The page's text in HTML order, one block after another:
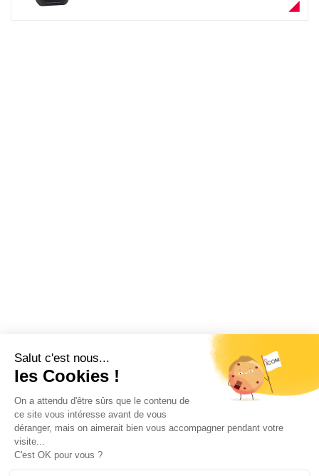
Restez informé !Abonnez-vous à la newsletter et recevez
toutes les actualités d’ICOM France